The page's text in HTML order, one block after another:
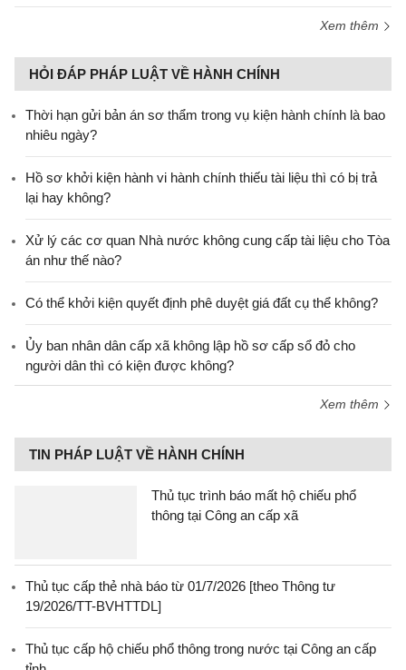
Xem thêm
HỎI ĐÁP PHÁP LUẬT VỀ HÀNH CHÍNH
Thời hạn gửi bản án sơ thẩm trong vụ kiện hành chính là bao
nhiêu ngày?
Hồ sơ khởi kiện hành vi hành chính thiếu tài liệu thì có bị trả
lại hay không?
Xử lý các cơ quan Nhà nước không cung cấp tài liệu cho Tòa
án như thế nào?
Có thể khởi kiện quyết định phê duyệt giá đất cụ thể không?
Ủy ban nhân dân cấp xã không lập hồ sơ cấp sổ đỏ cho
người dân thì có kiện được không?
Xem thêm
TIN PHÁP LUẬT VỀ HÀNH CHÍNH
Thủ tục trình báo mất hộ chiếu phổ
thông tại Công an cấp xã
Thủ tục cấp thẻ nhà báo từ 01/7/2026 [theo Thông tư
19/2026/TT-BVHTTDL]
Thủ tục cấp hộ chiếu phổ thông trong nước tại Công an cấp